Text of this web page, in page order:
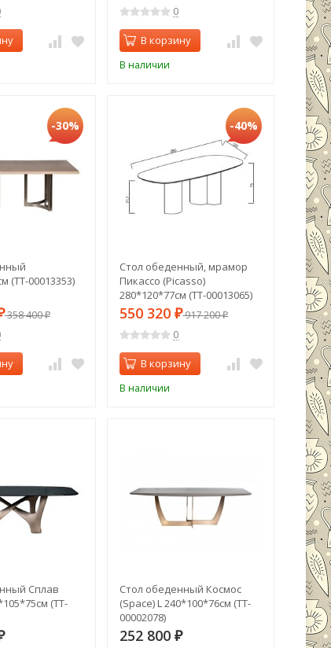
0
В корзину
В наличии
-30%
(TT-00013353)
358 400₽
-40%
Стол обеденный, мрамор
Пикассо (Picasso)
280*120*77см (TT-00013065)
550 320₽917 200₽
0
В корзину
В наличии
Сплав
(TT-
Стол обеденный Космос
(Space) L 240*100*76см (TT-
00002078)
252 800₽